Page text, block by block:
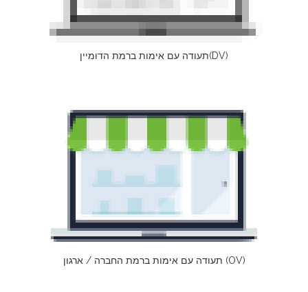
תעודה עם אימות ברמת הדומיין(DV)
תעודה עם אימות ברמת החברה / ארגון (OV)